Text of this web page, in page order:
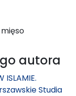
autora
ISLAMIE.
Studia